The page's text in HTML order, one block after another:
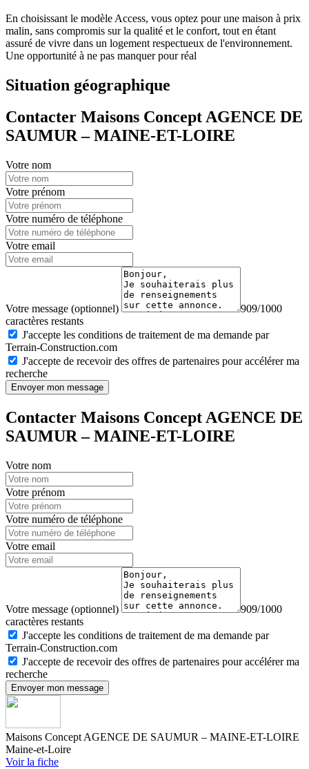
En choisissant le modèle Access, vous optez pour une maison à prix
malin, sans compromis sur la qualité et le confort, tout en étant
assuré de vivre dans un logement respectueux de l'environnement.
Une opportunité à ne pas manquer pour réal
Situation géographique
Contacter Maisons Concept AGENCE DE
SAUMUR – MAINE-ET-LOIRE
Votre nom
Votre prénom
Votre numéro de téléphone
Votre email
Votre message (optionnel)
909/1000
caractères restants
J'accepte les conditions de traitement de ma demande par
Terrain-Construction.com
J'accepte de recevoir des offres de partenaires pour accélérer ma
recherche
Envoyer mon message
Contacter Maisons Concept AGENCE DE
SAUMUR – MAINE-ET-LOIRE
Votre nom
Votre prénom
Votre numéro de téléphone
Votre email
Votre message (optionnel)
909/1000
caractères restants
J'accepte les conditions de traitement de ma demande par
Terrain-Construction.com
J'accepte de recevoir des offres de partenaires pour accélérer ma
recherche
Envoyer mon message
Maisons Concept AGENCE DE SAUMUR – MAINE-ET-LOIRE
Maine-et-Loire
Voir la fiche